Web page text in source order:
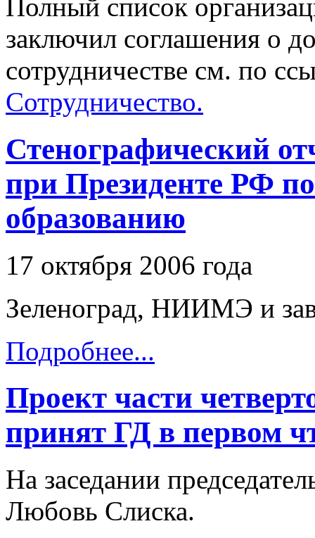
Полный список
заключил соглашения о
сотрудничестве см. по
Сотрудничество.
Стенографический
при Президенте РФ
образованию
17 октября 2006 года
Зеленоград, НИИМЭ и
Подробнее...
Проект части
принят ГД в первом
На заседании
Любовь Слиска.